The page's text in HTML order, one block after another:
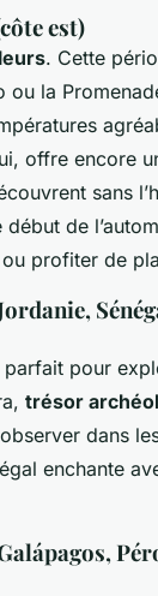
est)
. Cette
la
offre encore
sans
de
profiter de
pour
trésor
dans
enchante